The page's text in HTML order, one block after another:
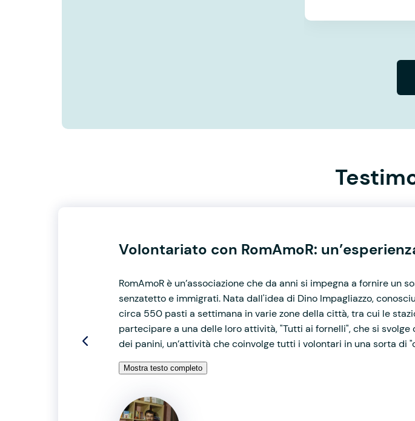
Volontariato con RomAmoR:
RomAmoR è un’associazione che da anni si impegna a fornire un
senzatetto e immigrati. Nata dall'idea di Dino Impagliazzo,
circa 550 pasti a settimana in varie zone della città, tra cui le
partecipare a una delle loro attività, "Tutti ai fornelli", che si
dei panini, un’attività che coinvolge tutti i volontari in una sorta di
Mostra testo completo